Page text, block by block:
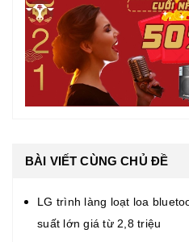
BÀI VIẾT CÙNG CHỦ ĐỀ
LG trình làng loạt loa
suất lớn giá từ 2,8 triệu